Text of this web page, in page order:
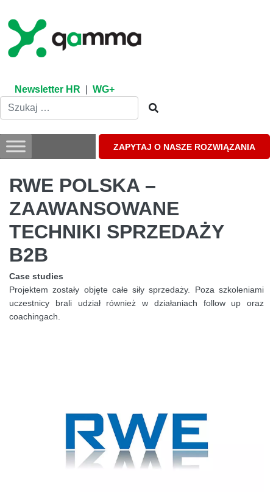
content
Newsletter HR WG+
ZAPYTAJ O NASZE ROZWIĄZANIA
RWE POLSKA –
ZAAWANSOWANE
TECHNIKI SPRZEDAŻY
B2B
Case studies
Projektem zostały objęte całe siły sprzedaży. Poza szkoleniami
uczestnicy brali udział również w działaniach follow up oraz
coachingach.